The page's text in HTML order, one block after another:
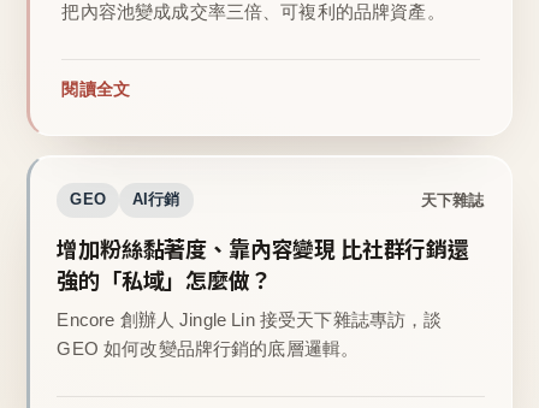
把內容池變成成交率三倍、可複利的品牌資產。
閱讀全文
GEO AI行銷 天下雜誌
增加粉絲黏著度、靠內容變現 比社群行銷還
強的「私域」怎麼做？
Encore 創辦人 Jingle Lin 接受天下雜誌專訪，談
GEO 如何改變品牌行銷的底層邏輯。